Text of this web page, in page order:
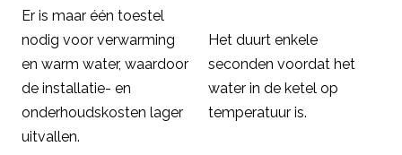
Er is maar één toestel
nodig voor verwarming
en warm water, waardoor
de installatie- en
onderhoudskosten lager
uitvallen.
Het duurt enkele
seconden voordat het
water in de ketel op
temperatuur is.